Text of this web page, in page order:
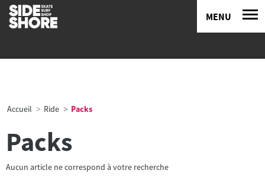
MENU
Accueil Ride Packs
Packs
Aucun article ne correspond à votre recherche